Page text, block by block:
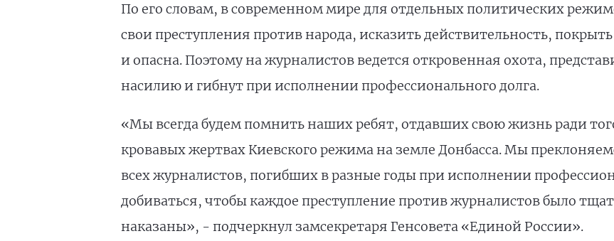
По его словам, в современном мире для отдельных политических
свои преступления против народа, исказить действительность,
и опасна. Поэтому на журналистов ведется откровенная охота,
насилию и гибнут при исполнении профессионального долга.
«Мы всегда будем помнить наших ребят, отдавших свою жизнь ради
кровавых жертвах Киевского режима на земле Донбасса. Мы
всех журналистов, погибших в разные годы при исполнении
добиваться, чтобы каждое преступление против журналистов было
наказаны», - подчеркнул замсекретаря Генсовета «Единой России».